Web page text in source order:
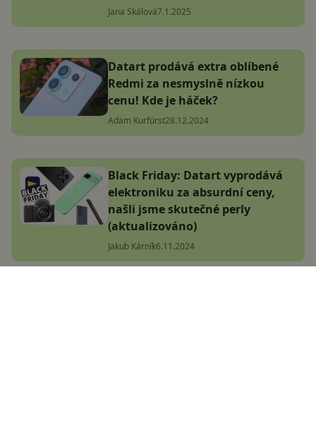
Jana Skálová7.1.2025
Datart prodává extra oblíbené
Redmi za nesmyslně nízkou
cenu! Kde je háček?
Adam Kurfürst28.12.2024
Black Friday: Datart vyprodává
elektroniku za absurdní ceny,
našli jsme skutečné perly
(aktualizováno)
Jakub Kárník6.11.2024